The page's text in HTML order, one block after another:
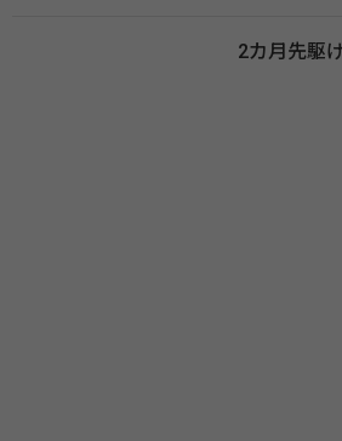
伝えたい！薬との付き合い方」（保健指導リ
2カ月先駆